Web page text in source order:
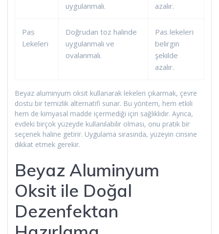
uygulanmalı.
azalır.
Pas
Lekeleri
Doğrudan toz halinde
uygulanmalı ve
ovalanmalı.
Pas lekeleri
belirgin
şekilde
azalır.
Beyaz aluminyum oksit kullanarak lekeleri çıkarmak, çevre
dostu bir temizlik alternatifi sunar. Bu yöntem, hem etkili
hem de kimyasal madde içermediği için sağlıklıdır. Ayrıca,
evdeki birçok yüzeyde kullanılabilir olması, onu pratik bir
seçenek haline getirir. Uygulama sırasında, yüzeyin cinsine
dikkat etmek gerekir.
Beyaz Aluminyum
Oksit ile Doğal
Dezenfektan